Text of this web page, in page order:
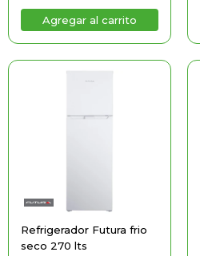
Refrigerador Futura frio
seco 270 lts